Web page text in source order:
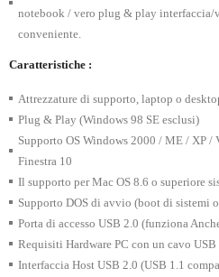
notebook / vero plug & play
conveniente.
Caratteristiche :
Attrezzature di supporto, laptop o
Plug & Play (Windows 98 SE esclusi)
Supporto OS Windows 2000 / ME / XP /
Finestra 10
Il supporto per Mac OS 8.6 o superiore
Supporto DOS di avvio (boot di sistemi
Porta di accesso USB 2.0 (funziona
Requisiti Hardware PC con un cavo
Interfaccia Host USB 2.0 (USB 1.1